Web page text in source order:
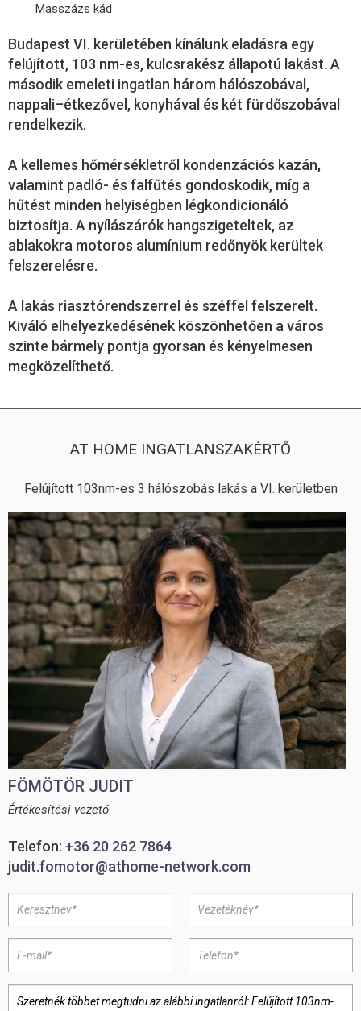
Masszázs kád
Budapest VI. kerületében kínálunk eladásra egy
felújított, 103 nm-es, kulcsrakész állapotú lakást. A
második emeleti ingatlan három hálószobával,
nappali–étkezővel, konyhával és két fürdőszobával
rendelkezik.
A kellemes hőmérsékletről kondenzációs kazán,
valamint padló- és falfűtés gondoskodik, míg a
hűtést minden helyiségben légkondicionáló
biztosítja. A nyílászárók hangszigeteltek, az
ablakokra motoros alumínium redőnyök kerültek
felszerelésre.
A lakás riasztórendszerrel és széffel felszerelt.
Kiváló elhelyezkedésének köszönhetően a város
szinte bármely pontja gyorsan és kényelmesen
megközelíthető.
AT HOME INGATLANSZAKÉRTŐ
Felújított 103nm-es 3 hálószobás lakás a VI. kerületben
FÖMÖTÖR JUDIT
Értékesítési vezető
Telefon: +36 20 262 7864
judit.fomotor@athome-network.com